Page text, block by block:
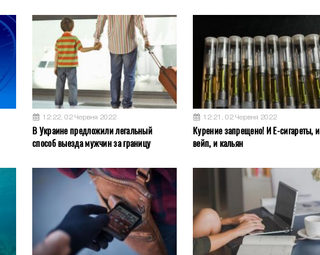
12:22, 02 Червня 2022
В Украине предложили легальный
способ выезда мужчин за границу
12:21, 02 Червня 2022
Курение запрещено! И Е-сигареты, и
вейп, и кальян